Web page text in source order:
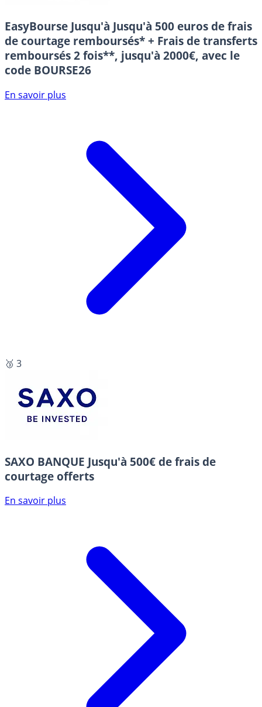
EasyBourse Jusqu'à Jusqu'à 500 euros de frais
de courtage remboursés* + Frais de transferts
remboursés 2 fois**, jusqu'à 2000€, avec le
code BOURSE26
En savoir plus
🥉 3
SAXO BANQUE Jusqu'à 500€ de frais de
courtage offerts
En savoir plus